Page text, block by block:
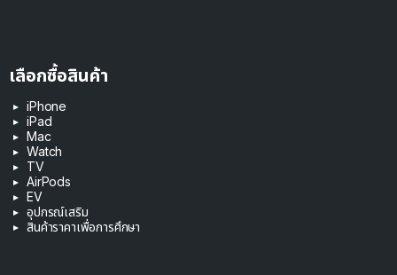
เลือกซื้อสินค้า
iPhone
iPad
Mac
Watch
TV
AirPods
EV
อุปกรณ์เสริม
สินค้าราคาเพื่อการศึกษา